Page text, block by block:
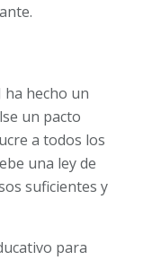
ha hecho un
un pacto
a todos los
una ley de
suficientes y
para